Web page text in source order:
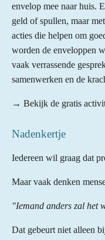
envelop mee naar huis.
geld of spullen, maar
acties die helpen om
worden de enveloppen
vaak verrassende
samenwerken en de
→ Bekijk de gratis
Nadenkertje
Iedereen wil graag dat
Maar vaak denken
"Iemand anders zal het
Dat gebeurt niet alleen